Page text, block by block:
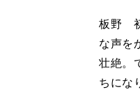
板野
な声を
壮絶。
ちにな